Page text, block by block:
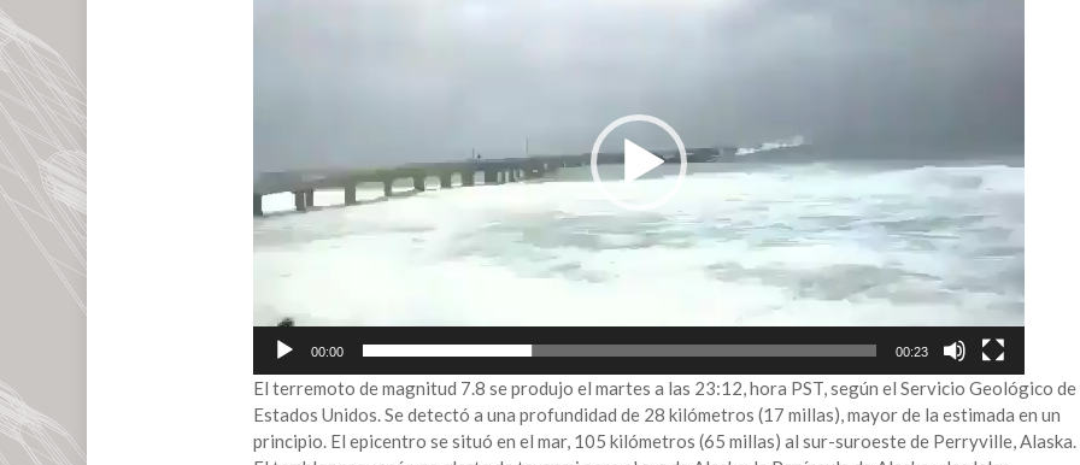
00:00 00:23
El terremoto de magnitud 7.8 se produjo el martes a las 23:12, hora PST, según el Servicio Geológico de
Estados Unidos. Se detectó a una profundidad de 28 kilómetros (17 millas), mayor de la estimada en un
principio. El epicentro se situó en el mar, 105 kilómetros (65 millas) al sur-suroeste de Perryville, Alaska.